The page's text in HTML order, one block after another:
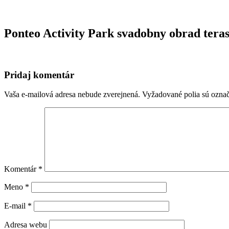
Ponteo Activity Park svadobny obrad
Pridaj komentár
Vaša e-mailová adresa nebude zverejnená. Vyžadované polia sú
Komentár *
Meno *
E-mail *
Adresa webu